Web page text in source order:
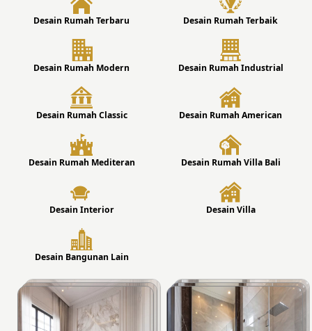
Desain Rumah Terbaru Desain Rumah Terbaik
Desain Rumah Modern Desain Rumah Industrial
Desain Rumah Classic Desain Rumah American
Desain Rumah Mediteran Desain Rumah Villa Bali
Desain Interior Desain Villa
Desain Bangunan Lain